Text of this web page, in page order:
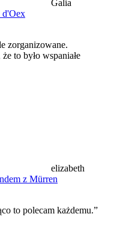
Galia
d'Oex
zorganizowane.
to było wspaniałe
elizabeth
z Mürren
to polecam każdemu.”